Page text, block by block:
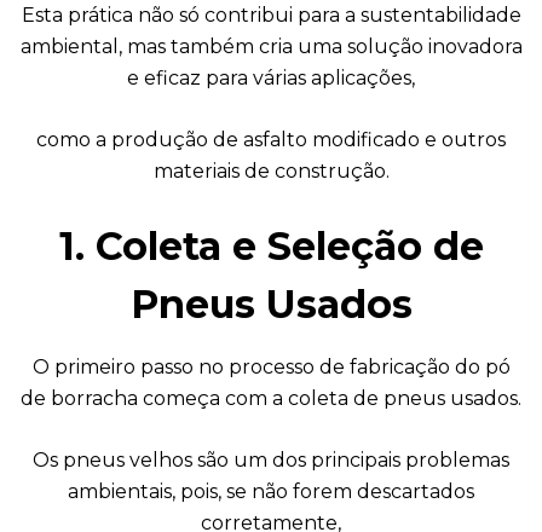
Esta prática não só contribui para a sustentabilidade
ambiental, mas também cria uma solução inovadora
e eficaz para várias aplicações,
como a produção de asfalto modificado e outros
materiais de construção.
1. Coleta e Seleção de
Pneus Usados
O primeiro passo no processo de fabricação do pó
de borracha começa com a coleta de pneus usados.
Os pneus velhos são um dos principais problemas
ambientais, pois, se não forem descartados
corretamente,